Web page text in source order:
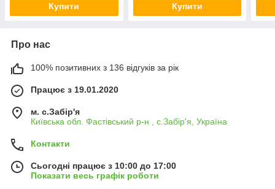
Купити Купити
Про нас
100% позитивних з 136 відгуків за рік
Працює з 19.01.2020
м. с.Забір'я
Київська обл. Фастівський р-н , с.Забір'я, Україна
Контакти
Сьогодні працює з 10:00 до 17:00
Показати весь графік роботи